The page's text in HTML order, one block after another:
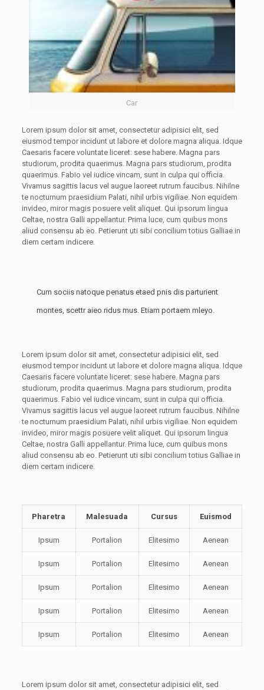
Car
Lorem ipsum dolor sit amet, consectetur adipisici elit, sed
eiusmod tempor incidunt ut labore et dolore magna aliqua. Idque
Caesaris facere voluntate liceret: sese habere. Magna pars
studiorum, prodita quaerimus. Magna pars studiorum, prodita
quaerimus. Fabio vel iudice vincam, sunt in culpa qui officia.
Vivamus sagittis lacus vel augue laoreet rutrum faucibus. Nihilne
te nocturnum praesidium Palati, nihil urbis vigiliae. Non equidem
invideo, miror magis posuere velit aliquet. Qui ipsorum lingua
Celtae, nostra Galli appellantur. Prima luce, cum quibus mons
aliud consensu ab eo. Petierunt uti sibi concilium totius Galliae in
diem certam indicere.
Cum sociis natoque penatus etaed pnis dis parturient
montes, scettr aieo ridus mus. Etiam portaem mleyo.
Lorem ipsum dolor sit amet, consectetur adipisici elit, sed
eiusmod tempor incidunt ut labore et dolore magna aliqua. Idque
Caesaris facere voluntate liceret: sese habere. Magna pars
studiorum, prodita quaerimus. Magna pars studiorum, prodita
quaerimus. Fabio vel iudice vincam, sunt in culpa qui officia.
Vivamus sagittis lacus vel augue laoreet rutrum faucibus. Nihilne
te nocturnum praesidium Palati, nihil urbis vigiliae. Non equidem
invideo, miror magis posuere velit aliquet. Qui ipsorum lingua
Celtae, nostra Galli appellantur. Prima luce, cum quibus mons
aliud consensu ab eo. Petierunt uti sibi concilium totius Galliae in
diem certam indicere.
Pharetra Malesuada Cursus Euismod
Ipsum Portalion Elitesimo Aenean
Ipsum Portalion Elitesimo Aenean
Ipsum Portalion Elitesimo Aenean
Ipsum Portalion Elitesimo Aenean
Ipsum Portalion Elitesimo Aenean
Lorem ipsum dolor sit amet, consectetur adipisici elit, sed